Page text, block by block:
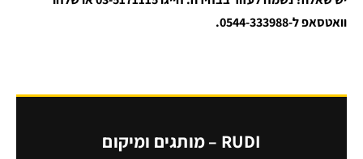
וואטסאפ ל-0544-333988.
RUDI – מותגים ומיקום